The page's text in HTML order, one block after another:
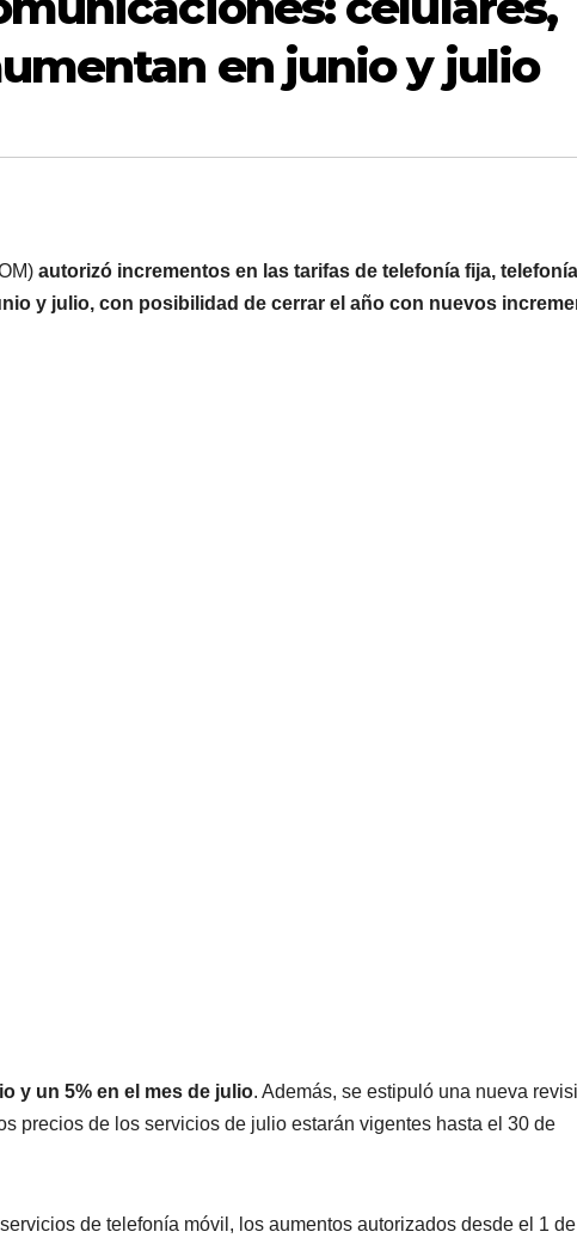
en junio y julio
autorizó incrementos en las tarifas de telefonía fija, telefonía
y julio, con posibilidad de cerrar el año con nuevos
y un 5% en el mes de julio. Además, se estipuló una nueva
precios de los servicios de julio estarán vigentes hasta el 30 de
de telefonía móvil, los aumentos autorizados desde el 1 de